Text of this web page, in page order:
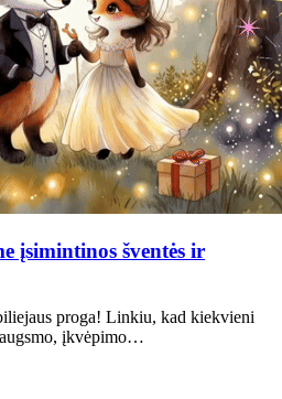
įsimintinos šventės ir
proga! Linkiu, kad kiekvieni
įkvėpimo…